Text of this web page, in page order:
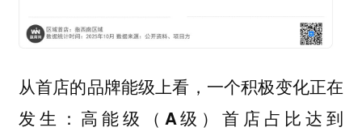
从首店的品牌能级上看，一个积极变化正在
发生： 高能级（A级）首店占比达到